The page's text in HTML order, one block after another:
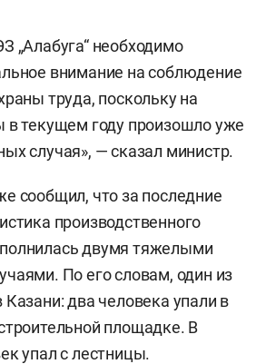
„Алабуга“ необходимо
внимание на соблюдение
труда, поскольку на
в текущем году произошло уже
случая», — сказал министр.
сообщил, что за последние
производственного
двумя тяжелыми
По его словам, один из
два человека упали в
площадке. В
упал с лестницы.